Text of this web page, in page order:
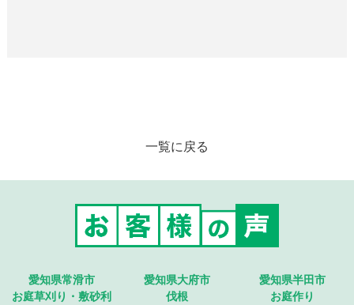
一覧に戻る
愛知県常滑市
お庭草刈り・敷砂利
愛知県大府市
伐根
愛知県半田市
お庭作り